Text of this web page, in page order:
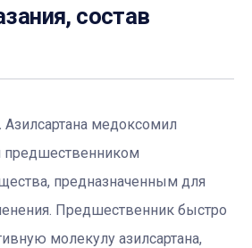
состав
Азилсартана медоксомил
предшественником
предназначенным для
Предшественник быстро
молекулу азилсартана,